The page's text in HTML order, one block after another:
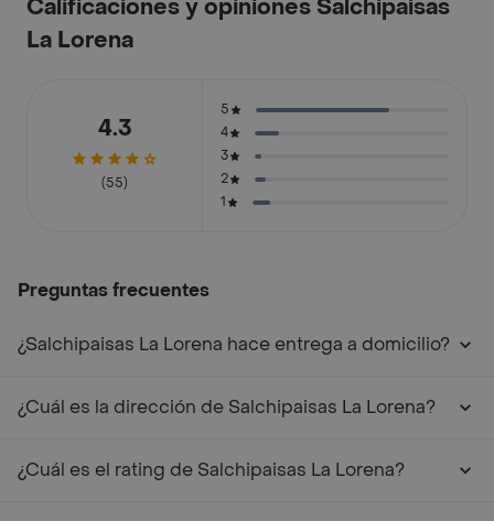
Calificaciones y opiniones Salchipaisas
La Lorena
4.3
(55)
5
4
3
2
1
Preguntas frecuentes
¿Salchipaisas La Lorena hace entrega a domicilio?
¿Cuál es la dirección de Salchipaisas La Lorena?
¿Cuál es el rating de Salchipaisas La Lorena?